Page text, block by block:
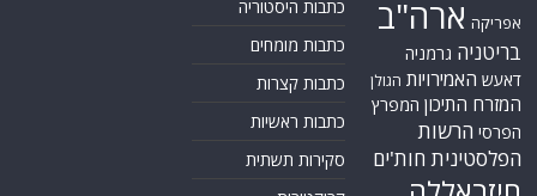
אפריקה ארה"ב
בריטניה גרמניה
דאעש האמירויות הגולן
המזרח התיכון המפרץ
הפרסי הרשות
הפלסטינית חות'ים
כתבות היסטוריה
כתבות מומחים
כתבות קצרות
כתבות ראשיות
סקירות תשתית